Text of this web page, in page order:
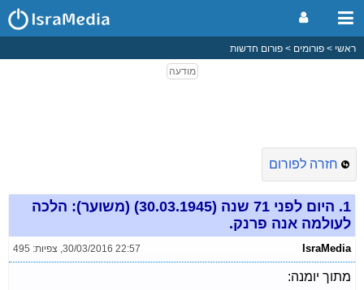
ראשי פורומים פורום חדשות
חזרה לפורום
1.
היום לפני 71 שנה (30.03.1945) (משוער): הלכה
לעולמה אנה פרנק.
IsraMedia
30/03/2016 22:57
, צפיות: 495
מתוך יומנה: